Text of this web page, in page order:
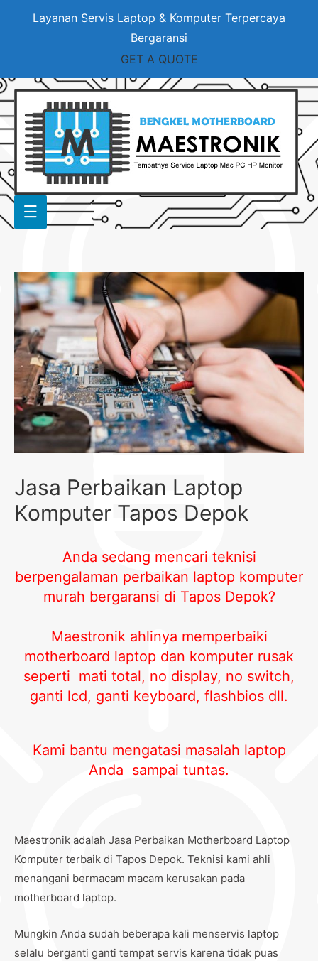
Layanan Servis Laptop & Komputer Terpercaya
Bergaransi
GET A QUOTE
Jasa Perbaikan Laptop
Komputer Tapos Depok
Anda sedang mencari teknisi
berpengalaman perbaikan laptop komputer
murah bergaransi di Tapos Depok?
Maestronik ahlinya memperbaiki
motherboard laptop dan komputer rusak
seperti mati total, no display, no switch,
ganti lcd, ganti keyboard, flashbios dll.
Kami bantu mengatasi masalah laptop
Anda sampai tuntas.
Maestronik adalah Jasa Perbaikan Motherboard Laptop
Komputer terbaik di Tapos Depok. Teknisi kami ahli
menangani bermacam macam kerusakan pada
motherboard laptop.
Mungkin Anda sudah beberapa kali menservis laptop
selalu berganti ganti tempat servis karena tidak puas